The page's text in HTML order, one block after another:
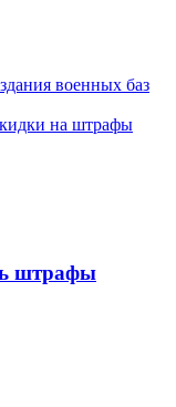
военных баз
на штрафы
штрафы